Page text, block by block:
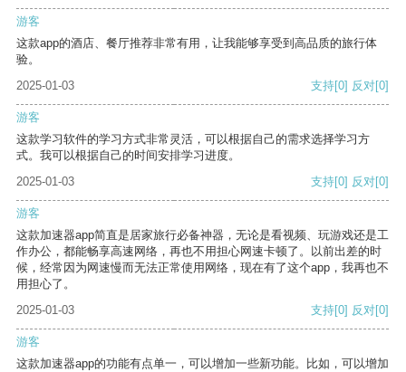
游客
这款app的酒店、餐厅推荐非常有用，让我能够享受到高品质的旅行体
验。
2025-01-03
支持[0] 反对[0]
游客
这款学习软件的学习方式非常灵活，可以根据自己的需求选择学习方
式。我可以根据自己的时间安排学习进度。
2025-01-03
支持[0] 反对[0]
游客
这款加速器app简直是居家旅行必备神器，无论是看视频、玩游戏还是工
作办公，都能畅享高速网络，再也不用担心网速卡顿了。以前出差的时
候，经常因为网速慢而无法正常使用网络，现在有了这个app，我再也不
用担心了。
2025-01-03
支持[0] 反对[0]
游客
这款加速器app的功能有点单一，可以增加一些新功能。比如，可以增加